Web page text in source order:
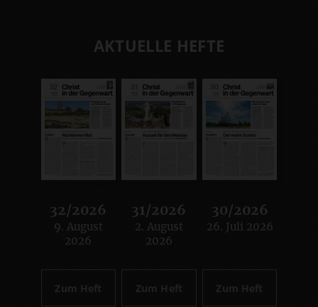
AKTUELLE HEFTE
32/2026
:
9. August
2026
Zum Heft
31/2026
:
2. August
2026
Zum Heft
30/2026
:
26. Juli 2026
Zum Heft